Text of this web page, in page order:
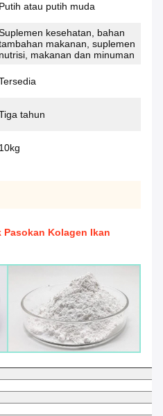
Putih atau putih muda
kesehatan, bahan
makanan, suplemen
nutrisi, makanan dan minuman
tahun
10kg
Pasokan Kolagen Ikan